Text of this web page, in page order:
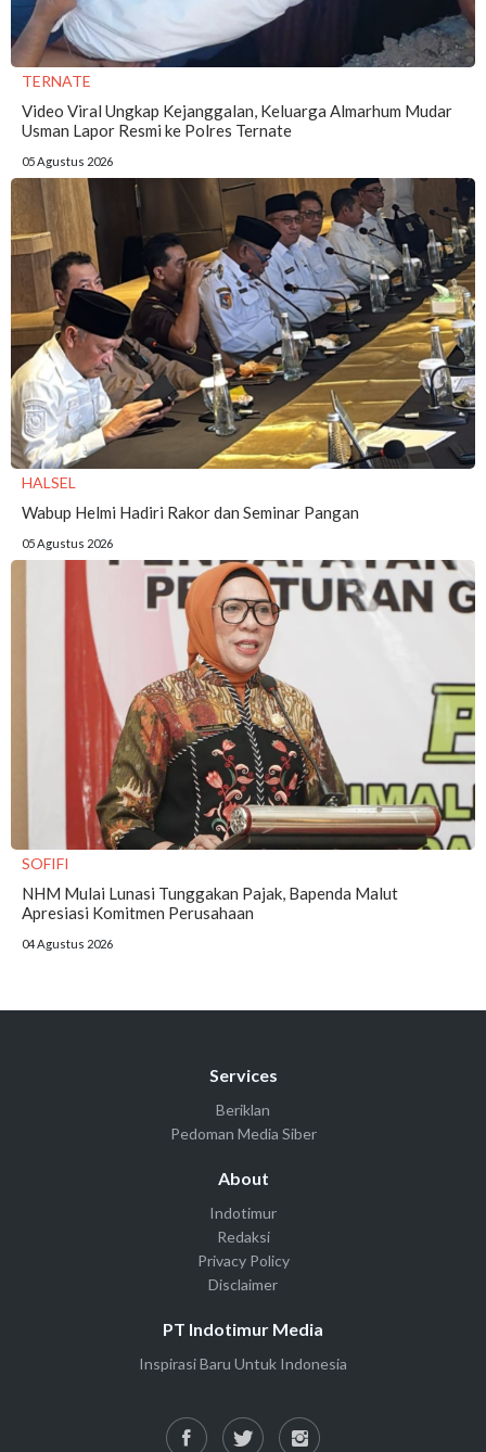
TERNATE
Video Viral Ungkap Kejanggalan, Keluarga Almarhum Mudar
Usman Lapor Resmi ke Polres Ternate
05 Agustus 2026
HALSEL
Wabup Helmi Hadiri Rakor dan Seminar Pangan
05 Agustus 2026
SOFIFI
NHM Mulai Lunasi Tunggakan Pajak, Bapenda Malut
Apresiasi Komitmen Perusahaan
04 Agustus 2026
Services
Beriklan
Pedoman Media Siber
About
Indotimur
Redaksi
Privacy Policy
Disclaimer
PT Indotimur Media
Inspirasi Baru Untuk Indonesia